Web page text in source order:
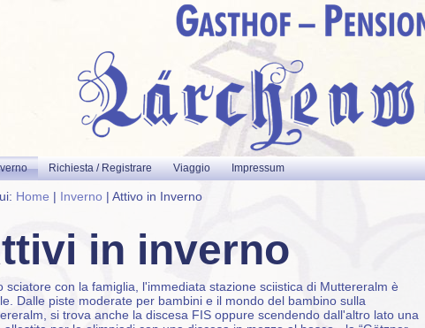
Richiesta / Registrare Viaggio Impressum
Home | Inverno | Attivo in Inverno
in inverno
sciatore con la famiglia, l'immediata stazione sciistica di Muttereralm è
Dalle piste moderate per bambini e il mondo del bambino sulla
si trova anche la discesa FIS oppure scendendo dall'altro lato una